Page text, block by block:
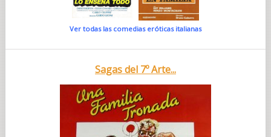
Ver todas las comedias eróticas italianas
Sagas del 7º Arte...